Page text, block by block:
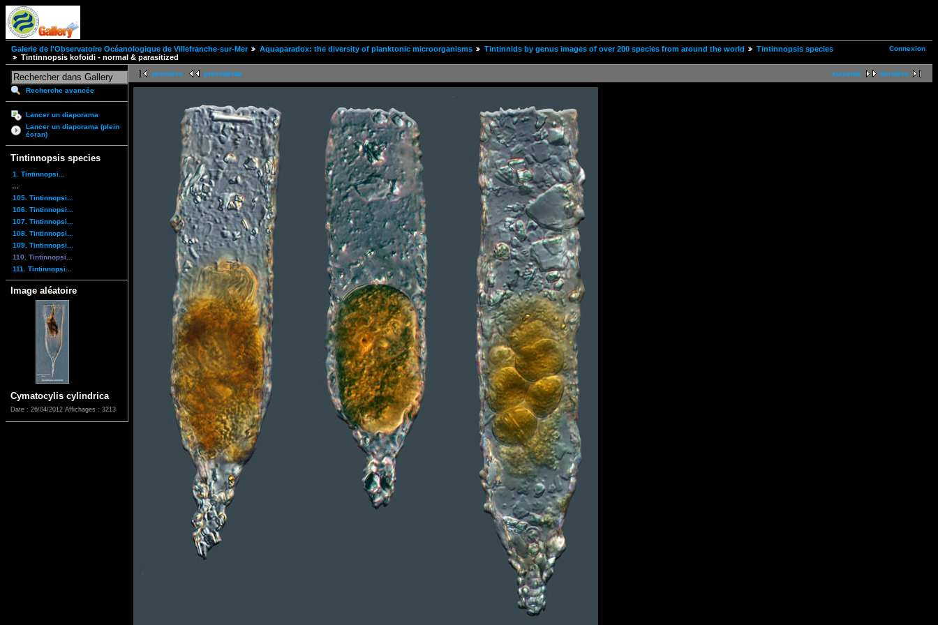
Connexion
Galerie de l'Observatoire Océanologique de Villefranche-sur-Mer Aquaparadox: the diversity of planktonic microorganisms Tintinnids by genus images of over 200 species from around the world
Tintinnopsis species
Tintinnopsis kofoidi - normal & parasitized
Recherche avancée
Lancer un diaporama
Lancer un diaporama (plein
écran)
Tintinnopsis species
1. Tintinnopsi...
105. Tintinnopsi...
106. Tintinnopsi...
107. Tintinnopsi...
108. Tintinnopsi...
109. Tintinnopsi...
110. Tintinnopsi...
111. Tintinnopsi...
Image aléatoire
Cymatocylis cylindrica
Date : 26/04/2012 Affichages : 3213
suivante dernière
première précédente